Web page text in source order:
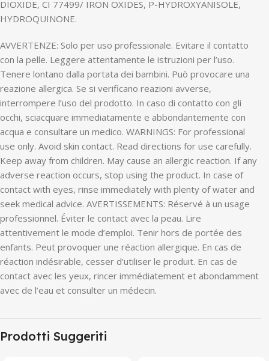
DIOXIDE, CI 77499/ IRON OXIDES, P-HYDROXYANISOLE,
HYDROQUINONE.
AVVERTENZE: Solo per uso professionale. Evitare il contatto
con la pelle. Leggere attentamente le istruzioni per l’uso.
Tenere lontano dalla portata dei bambini. Può provocare una
reazione allergica. Se si verificano reazioni avverse,
interrompere l’uso del prodotto. In caso di contatto con gli
occhi, sciacquare immediatamente e abbondantemente con
acqua e consultare un medico. WARNINGS: For professional
use only. Avoid skin contact. Read directions for use carefully.
Keep away from children. May cause an allergic reaction. If any
adverse reaction occurs, stop using the product. In case of
contact with eyes, rinse immediately with plenty of water and
seek medical advice. AVERTISSEMENTS: Réservé à un usage
professionnel. Éviter le contact avec la peau. Lire
attentivement le mode d’emploi. Tenir hors de portée des
enfants. Peut provoquer une réaction allergique. En cas de
réaction indésirable, cesser d’utiliser le produit. En cas de
contact avec les yeux, rincer immédiatement et abondamment
avec de l’eau et consulter un médecin.
Prodotti Suggeriti